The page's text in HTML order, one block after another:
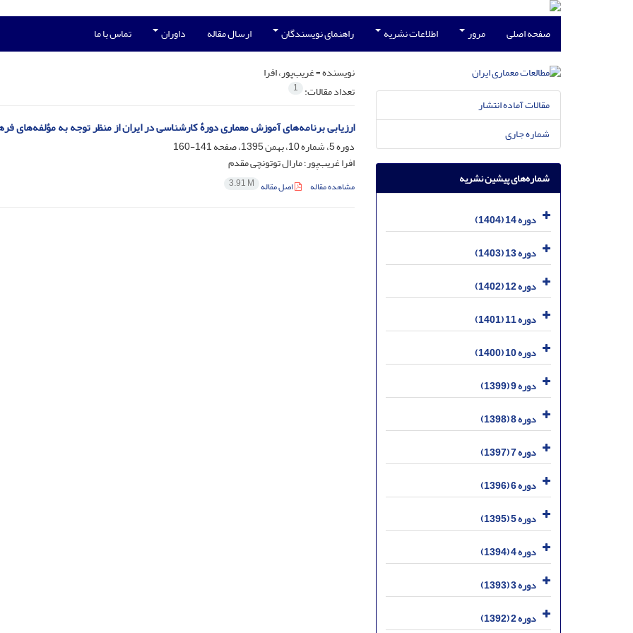
صفحه اصلی مرور اطلاعات نشریه راهنمای نویسندگان ارسال مقاله داوران تماس با ما
نویسنده =غریب‌پور، افرا
تعداد مقالات: 1
ارزیابی برنامه‌های آموزش معماری دورۀ کارشناسی در ایران از منظر توجه به مؤلفه‌های
دوره 5، شماره 10، بهمن 1395، صفحه
141-160
افرا غریب‌پور؛ مارال توتونچی مقدم
مشاهده مقاله اصل مقاله 3.91 M
مقالات آماده انتشار
شماره جاری
شماره‌های پیشین نشریه
دوره 14 (1404)
دوره 13 (1403)
دوره 12 (1402)
دوره 11 (1401)
دوره 10 (1400)
دوره 9 (1399)
دوره 8 (1398)
دوره 7 (1397)
دوره 6 (1396)
دوره 5 (1395)
دوره 4 (1394)
دوره 3 (1393)
دوره 2 (1392)